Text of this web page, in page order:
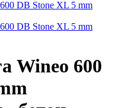
Wineo 600